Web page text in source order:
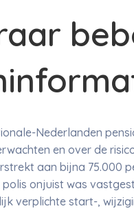
Nederlanden
en over de
aan bijna 75.000
onjuist was
verplichte start-,